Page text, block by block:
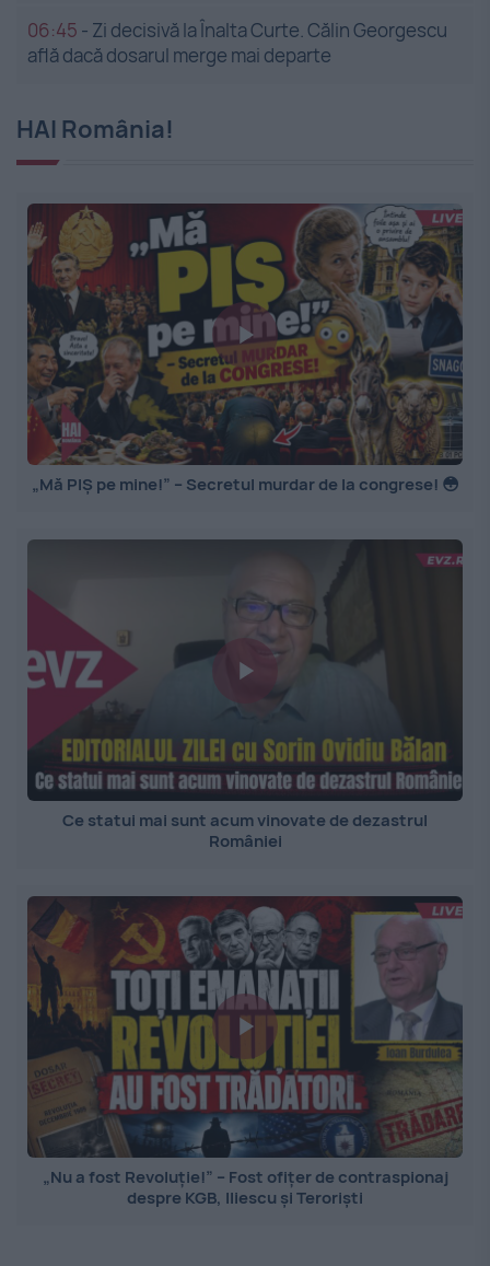
06:45 - Zi decisivă la Înalta Curte. Călin Georgescu
află dacă dosarul merge mai departe
HAI România!
„Mă PIȘ pe mine!” – Secretul murdar de la congrese! 😳
Ce statui mai sunt acum vinovate de dezastrul
României
„Nu a fost Revoluție!” – Fost ofițer de contraspionaj
despre KGB, Iliescu și Teroriști